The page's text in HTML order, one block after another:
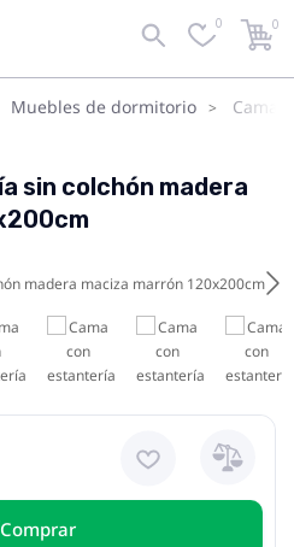
0 0
Muebles de dormitorio Camas
sin colchón madera
Сomprar